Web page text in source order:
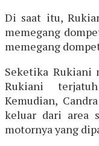
Di saat itu,
memegang
memegang
Seketika Rukiani
Rukiani
Kemudian,
keluar dari area
motornya yang